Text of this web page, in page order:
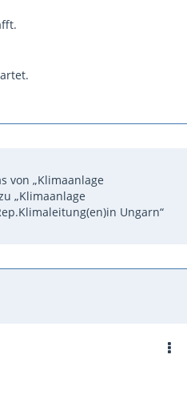
von „Klimaanlage
„Klimaanlage
Ungarn“